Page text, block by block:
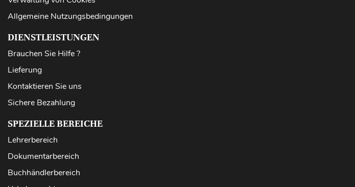
Allgemeine Nutzungsbedingungen
DIENSTLEISTUNGEN
Brauchen Sie Hilfe ?
Lieferung
Kontaktieren Sie uns
Sichere Bezahlung
SPEZIELLE BEREICHE
Lehrerbereich
Dokumentarbereich
Buchhändlerbereich